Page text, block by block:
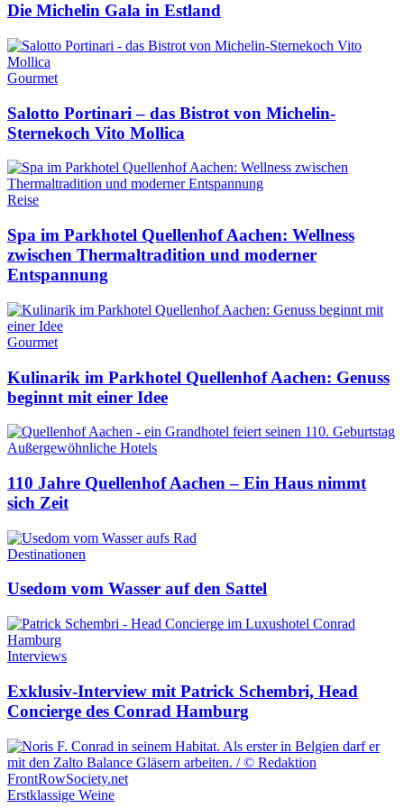
Die Michelin Gala in Estland
Gourmet
Salotto Portinari – das Bistrot von Michelin-
Sternekoch Vito Mollica
Reise
Spa im Parkhotel Quellenhof Aachen: Wellness
zwischen Thermaltradition und moderner
Entspannung
Gourmet
Kulinarik im Parkhotel Quellenhof Aachen: Genuss
beginnt mit einer Idee
Außergewöhnliche Hotels
110 Jahre Quellenhof Aachen – Ein Haus nimmt
sich Zeit
Destinationen
Usedom vom Wasser auf den Sattel
Interviews
Exklusiv-Interview mit Patrick Schembri, Head
Concierge des Conrad Hamburg
Erstklassige Weine